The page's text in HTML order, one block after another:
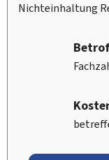
Nichteinhaltung